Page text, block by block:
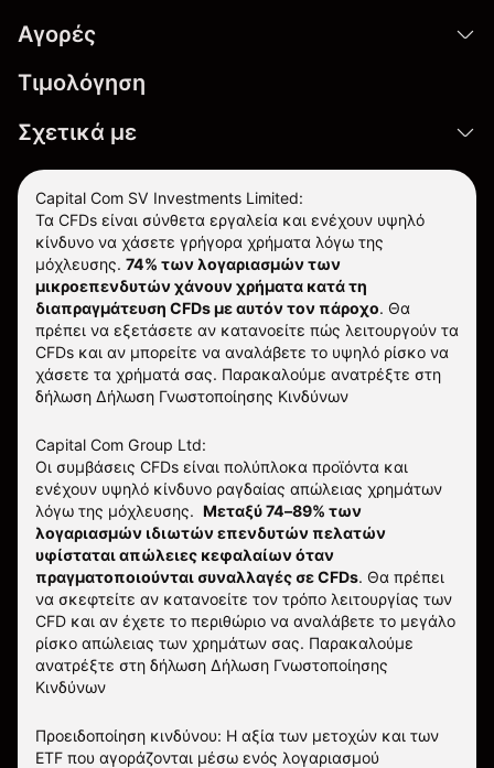
Αγορές
Τιμολόγηση
Σχετικά με
Capital Com SV Investments Limited:
Τα CFDs είναι σύνθετα εργαλεία και ενέχουν υψηλό
κίνδυνο να χάσετε γρήγορα χρήματα λόγω της
μόχλευσης. 74% των λογαριασμών των
μικροεπενδυτών χάνουν χρήματα κατά τη
διαπραγμάτευση CFDs με αυτόν τον πάροχο. Θα
πρέπει να εξετάσετε αν κατανοείτε πώς λειτουργούν τα
CFDs και αν μπορείτε να αναλάβετε το υψηλό ρίσκο να
χάσετε τα χρήματά σας. Παρακαλούμε ανατρέξτε στη
δήλωση Δήλωση Γνωστοποίησης Κινδύνων
Capital Com Group Ltd:
Οι συμβάσεις CFDs είναι πολύπλοκα προϊόντα και
ενέχουν υψηλό κίνδυνο ραγδαίας απώλειας χρημάτων
λόγω της μόχλευσης. Μεταξύ 74–89% των
λογαριασμών ιδιωτών επενδυτών πελατών
υφίσταται απώλειες κεφαλαίων όταν
πραγματοποιούνται συναλλαγές σε CFDs. Θα πρέπει
να σκεφτείτε αν κατανοείτε τον τρόπο λειτουργίας των
CFD και αν έχετε το περιθώριο να αναλάβετε το μεγάλο
ρίσκο απώλειας των χρημάτων σας. Παρακαλούμε
ανατρέξτε στη δήλωση Δήλωση Γνωστοποίησης
Κινδύνων
Προειδοποίηση κινδύνου: Η αξία των μετοχών και των
ETF που αγοράζονται μέσω ενός λογαριασμού